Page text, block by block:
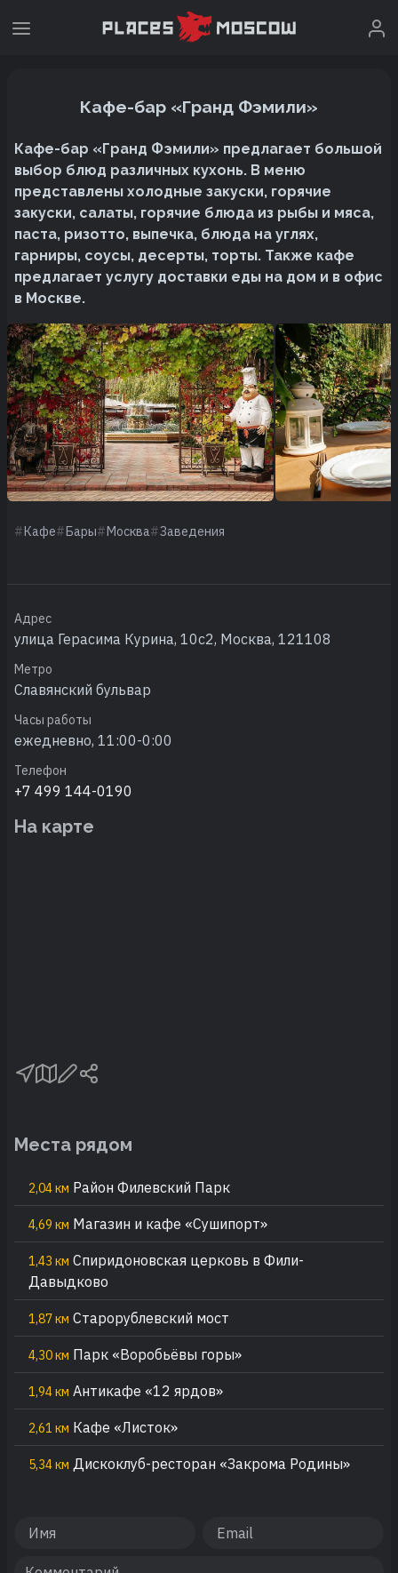
Кафе-бар «Гранд Фэмили»
Кафе-бар «Гранд Фэмили» предлагает большой
выбор блюд различных кухонь. В меню
представлены холодные закуски, горячие
закуски, салаты, горячие блюда из рыбы и мяса,
паста, ризотто, выпечка, блюда на углях,
гарниры, соусы, десерты, торты. Также кафе
предлагает услугу доставки еды на дом и в офис
в Москве.
Кафе Бары Москва Заведения
Адрес
улица Герасима Курина, 10с2, Москва, 121108
Метро
Славянский бульвар
Часы работы
ежедневно, 11:00-0:00
Телефон
+7 499 144-0190
На карте
Места рядом
2,04 км Район Филевский Парк
4,69 км Магазин и кафе «Сушипорт»
1,43 км Спиридоновская церковь в Фили-
Давыдково
1,87 км Старорублевский мост
4,30 км Парк «Воробьёвы горы»
1,94 км Антикафе «12 ярдов»
2,61 км Кафе «Листок»
5,34 км Дискоклуб-ресторан «Закрома Родины»